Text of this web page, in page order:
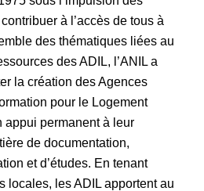
à l’accès de tous à
des thématiques liées au
des ADIL, l’ANIL a
la création des Agences
pour le Logement
appui permanent à leur
de documentation,
et d’études. En tenant
locales, les ADIL apportent au